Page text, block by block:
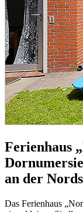
Ferienhaus
an der
Das Ferienhaus